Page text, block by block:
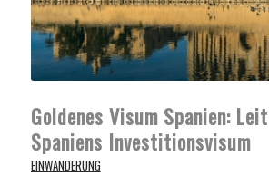
Goldenes Visum Spanien:
Spaniens Investitionsvisum
EINWANDERUNG